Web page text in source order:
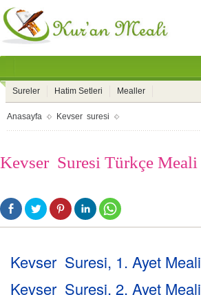
Sureler Hatim Setleri Mealler
Anasayfa Kevser suresi
Kevser Suresi Türkçe Meali
Kevser Suresi, 1. Ayet Meali
Kevser Suresi, 2. Ayet Meali